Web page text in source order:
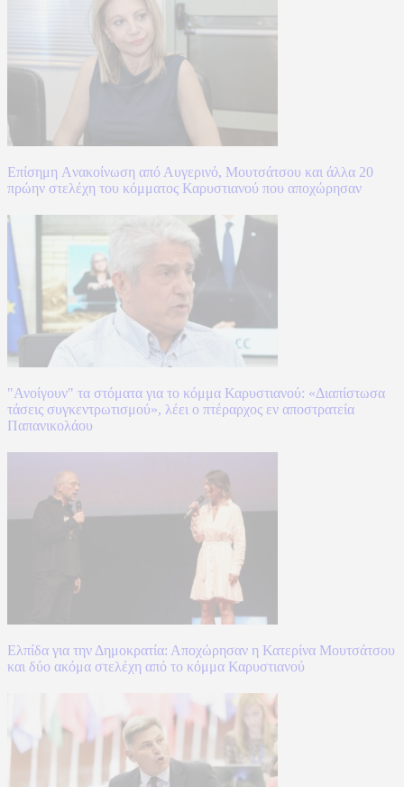
Επίσημη Aνακοίνωση από Αυγερινό, Μουτσάτσου και άλλα 20
πρώην στελέχη του κόμματος Καρυστιανού που αποχώρησαν
"Ανοίγουν" τα στόματα για το κόμμα Καρυστιανού: «Διαπίστωσα
τάσεις συγκεντρωτισμού», λέει ο πτέραρχος εν αποστρατεία
Παπανικολάου
Ελπίδα για την Δημοκρατία: Αποχώρησαν η Κατερίνα Μουτσάτσου
και δύο ακόμα στελέχη από το κόμμα Καρυστιανού